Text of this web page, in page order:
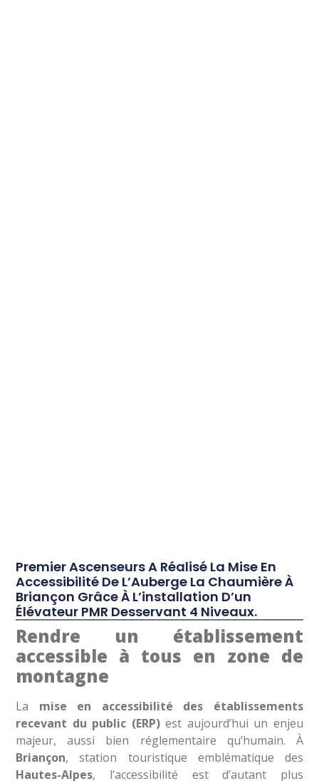
Premier Ascenseurs A Réalisé La Mise En
Accessibilité De L’Auberge La Chaumière À
Briançon Grâce À L’installation D’un
Élévateur PMR Desservant 4 Niveaux.
Rendre un établissement
accessible à tous en zone de
montagne
La mise en accessibilité des établissements
recevant du public (ERP)est aujourd’hui un enjeu
majeur, aussi bien réglementaire qu’humain. À
Briançon, station touristique emblématique des
Hautes-Alpes, l’accessibilité est d’autant plus